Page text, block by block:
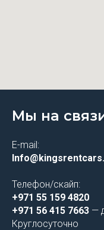
Мы на
E-mail:
Телефон/скайп:
+971 55 159 4820
+971 56 415 7663 —
Круглосуточно